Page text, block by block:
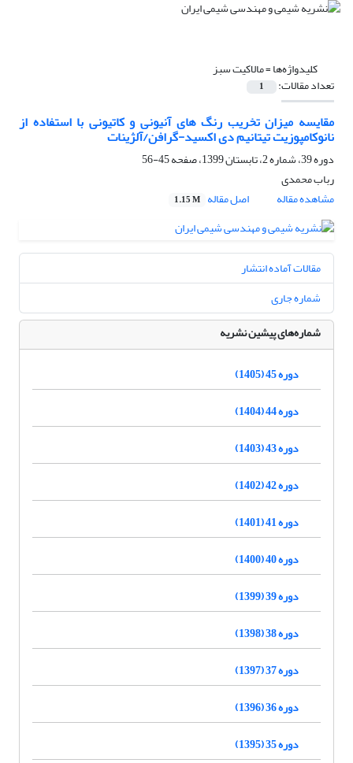
کلیدواژه‌ها =مالاکیت سبز
تعداد مقالات: 1
مقایسه میزان تخریب رنگ های آنیونی و کاتیونی با استفاده از
نانوکامپوزیت تیتانیم دی اکسید-گرافن/آلژینات
دوره 39، شماره 2، تابستان 1399، صفحه
45-56
رباب محمدی
مشاهده مقاله
اصل مقاله 1.15 M
مقالات آماده انتشار
شماره جاری
شماره‌های پیشین نشریه
دوره 45 (1405)
دوره 44 (1404)
دوره 43 (1403)
دوره 42 (1402)
دوره 41 (1401)
دوره 40 (1400)
دوره 39 (1399)
دوره 38 (1398)
دوره 37 (1397)
دوره 36 (1396)
دوره 35 (1395)